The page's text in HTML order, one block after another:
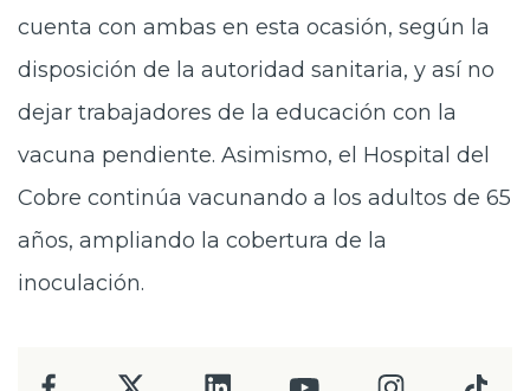
cuenta con ambas en esta ocasión, según la
disposición de la autoridad sanitaria, y así no
dejar trabajadores de la educación con la
vacuna pendiente. Asimismo, el Hospital del
Cobre continúa vacunando a los adultos de 65
años, ampliando la cobertura de la
inoculación.